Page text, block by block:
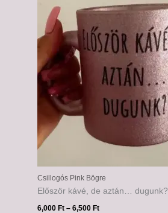
Csillogós Pink Bögre
Először kávé, de aztán… dugunk?
6,000Ft – 6,500Ft
6,500 Ft